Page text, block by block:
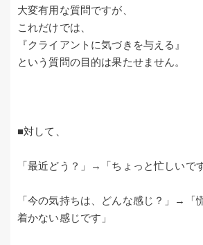
大変有用な質問ですが、
これだけでは、
『クライアントに気づきを与える』
という質問の目的は果たせません。
■対して、
「最近どう？」→「ちょっと忙しいで
「今の気持ちは、どんな感じ？」→「
着かない感じです」